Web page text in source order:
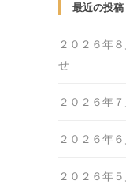
最近の投稿
２０２６年
せ
２０２６年
２０２６年
２０２６年